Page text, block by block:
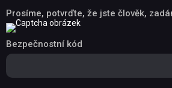
Prosíme, potvrďte, že jste člověk,
Bezpečnostní kód